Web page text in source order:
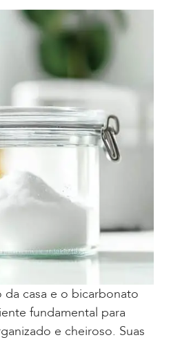
casa e o bicarbonato
fundamental para
e cheiroso. Suas